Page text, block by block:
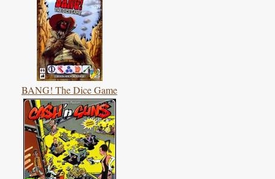
BANG! The Dice Game